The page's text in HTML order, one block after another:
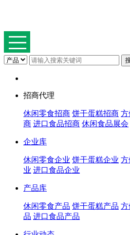
招商代理
休闲零食招商 饼干蛋糕招商 方
商 进口食品招商 休闲食品展会
企业库
休闲零食企业 饼干蛋糕企业 方
业 进口食品企业
产品库
休闲零食产品 饼干蛋糕产品 方
品 进口食品产品